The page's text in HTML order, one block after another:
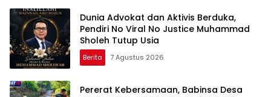
Dunia Advokat dan Aktivis Berduka,
Pendiri No Viral No Justice Muhammad
Sholeh Tutup Usia
Berita 7 Agustus 2026
Pererat Kebersamaan, Babinsa Desa